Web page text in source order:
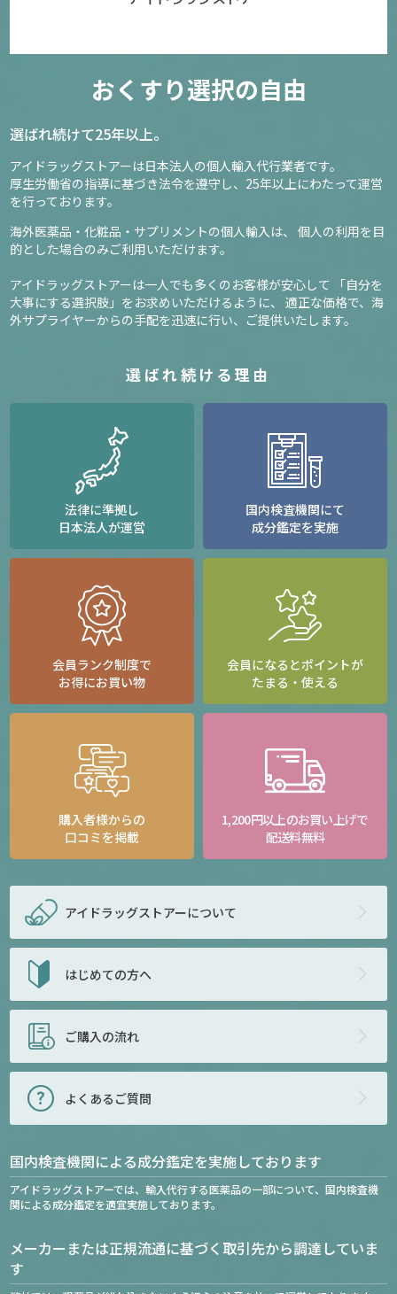
おくすり選択の自由
選ばれ続けて25年以上。
アイドラッグストアーは日本法人の個人輸入代行業者です。
厚生労働省の指導に基づき法令を遵守し、 25年以上にわたって運営
を行っております。
海外医薬品・化粧品・サプリメントの個人輸入は、
個人の利用を目
的とした場合のみご利用いただけます。
アイドラッグストアーは一人でも多くのお客様が安心して
「自分を
大事にする選択肢」をお求めいただけるように、
適正な価格で、海
外サプライヤーからの手配を迅速に行い、ご提供いたします。
選ばれ続ける理由
法律に準拠し
日本法人が運営
国内検査機関にて
成分鑑定を実施
会員ランク制度で
お得にお買い物
会員になるとポイントが
たまる・使える
購入者様からの
口コミを掲載
1,200円以上のお買い上げで
配送料無料
アイドラッグストアーについて
はじめての方へ
ご購入の流れ
よくあるご質問
国内検査機関による成分鑑定を実施しております
アイドラッグストアーでは、輸入代行する医薬品の一部について、国内検査機
関による成分鑑定を適宜実施しております。
メーカーまたは正規流通に基づく取引先から調達していま
す